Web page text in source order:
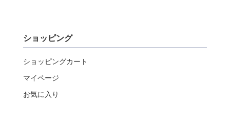
ショッピング
ショッピングカート
マイページ
お気に入り